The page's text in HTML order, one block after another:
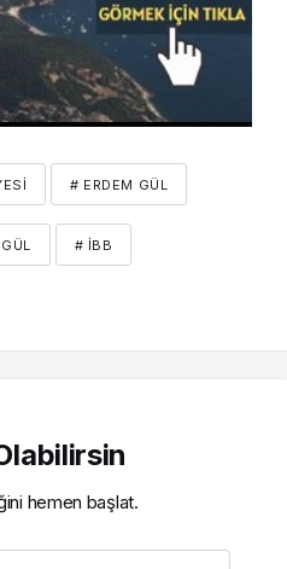
# ERDEM GÜL
# İBB
hemen başlat.